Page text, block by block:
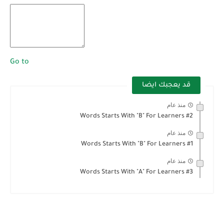
Go to
قد يعجبك ايضا
منذ عام
Words Starts With "B" For Learners #2
منذ عام
Words Starts With "B" For Learners #1
منذ عام
Words Starts With "A" For Learners #3